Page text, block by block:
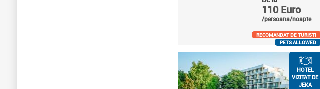
110 Euro
/persoana/noapte
RECOMANDAT DE TURISTI
PETS ALLOWED
HOTEL
VIZITAT DE
JEKA